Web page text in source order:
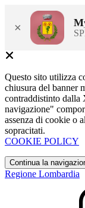
×
Questo sito utilizza
chiusura del banner
contraddistinto dalla
navigazione"
assenza di cookie o
sopracitati.
COOKIE POLICY
Continua la
Regione Lombardia